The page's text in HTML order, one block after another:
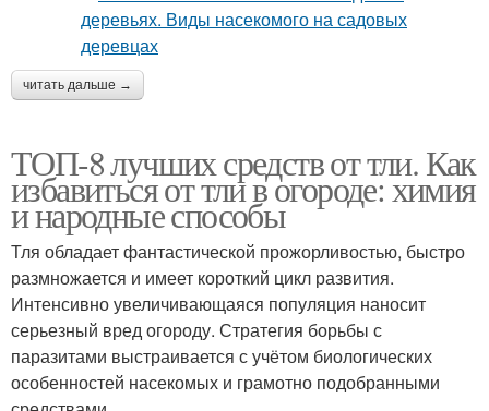
читать дальше →
ТОП-8 лучших средств от тли. Как
избавиться от тли в огороде: химия
и народные способы
Тля обладает фантастической прожорливостью, быстро
размножается и имеет короткий цикл развития.
Интенсивно увеличивающаяся популяция наносит
серьезный вред огороду. Стратегия борьбы с
паразитами выстраивается с учётом биологических
особенностей насекомых и грамотно подобранными